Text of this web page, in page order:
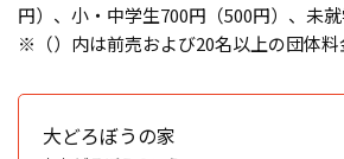
円）、小・中学生700円（500円）、未
※（）内は前売および20名以上の団体料
大どろぼうの家